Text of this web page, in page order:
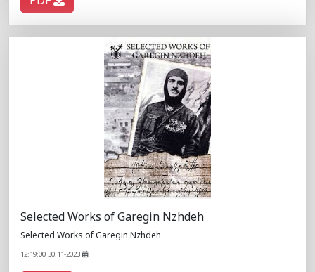
Selected Works of Garegin Nzhdeh
Selected Works of Garegin Nzhdeh
12:19:00 30.11-2023